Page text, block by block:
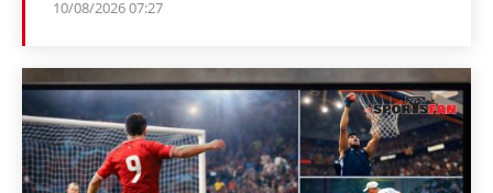
10/08/2026 07:27